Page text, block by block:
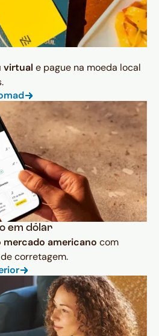
virtual e pague na moeda local
em dólar
mercado americano com
corretagem.